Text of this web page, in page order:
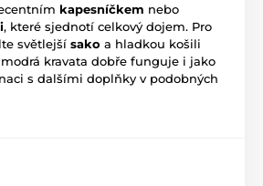
kapesníčkem nebo
, které sjednotí celkový dojem. Pro
světlejší sako a hladkou košili
kravata dobře funguje i jako
s dalšími doplňky v podobných